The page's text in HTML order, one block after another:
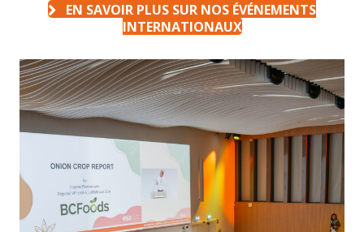
EN SAVOIR PLUS SUR NOS ÉVÉNEMENTS
INTERNATIONAUX